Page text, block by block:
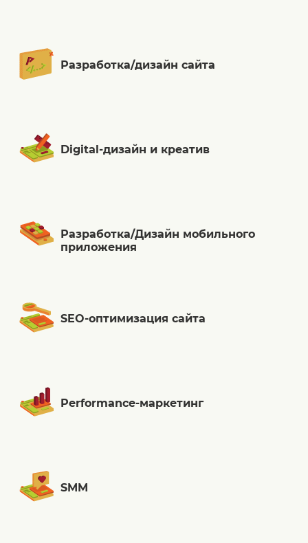
Разработка/дизайн сайта
Digital-дизайн и креатив
Разработка/Дизайн мобильного
приложения
SEO-оптимизация сайта
Performance-маркетинг
SMM